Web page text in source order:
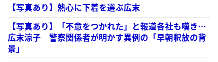
【写真あり】熱心に下着を選ぶ広末
【写真あり】「不意をつかれた」と報道各社も嘆き…
広末涼子 警察関係者が明かす異例の「早朝釈放の背
景」